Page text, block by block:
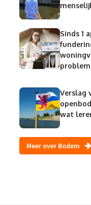
Sinds 1
Verslag
wat
Meer over Bodem